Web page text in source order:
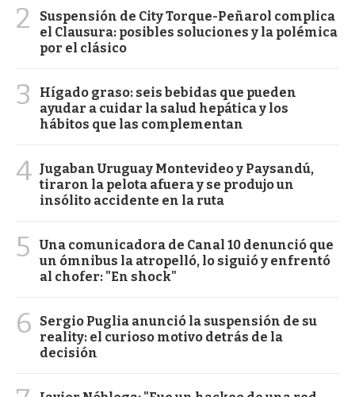
2
Suspensión de City Torque-Peñarol complica
el Clausura: posibles soluciones y la polémica
por el clásico
3
Hígado graso: seis bebidas que pueden
ayudar a cuidar la salud hepática y los
hábitos que las complementan
4 Jugaban Uruguay Montevideo y Paysandú,
tiraron la pelota afuera y se produjo un
insólito accidente en la ruta
5
Una comunicadora de Canal 10 denunció que
un ómnibus la atropelló, lo siguió y enfrentó
al chofer: "En shock"
6
Sergio Puglia anunció la suspensión de su
reality: el curioso motivo detrás de la
decisión